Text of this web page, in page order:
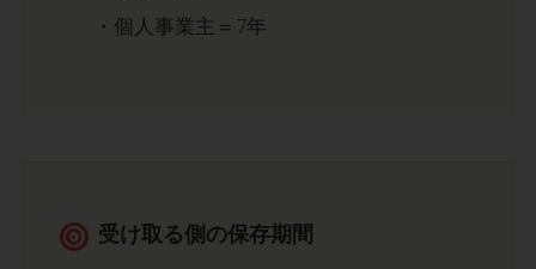
・個人事業主＝7年
受け取る側の保存期間